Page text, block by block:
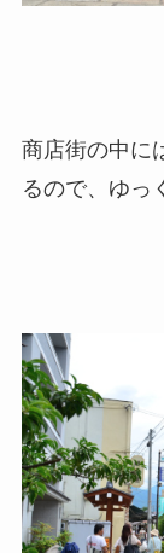
商店街の中に
るので、ゆっ